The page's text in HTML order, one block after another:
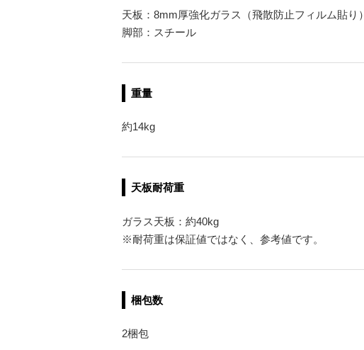
天板：8mm厚強化ガラス（飛散防止フィルム貼り）
脚部：スチール
重量
約14kg
天板耐荷重
ガラス天板：約40kg
※耐荷重は保証値ではなく、参考値です。
梱包数
2梱包